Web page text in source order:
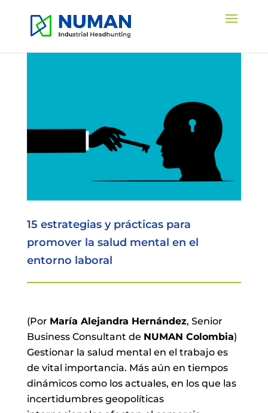
15 estrategias y prácticas para
promover la salud mental en el
entorno laboral
(Por María Alejandra Hernández, Senior
Business Consultant de NUMAN Colombia)
Gestionar la salud mental en el trabajo es
de vital importancia. Más aún en tiempos
dinámicos como los actuales, en los que las
incertidumbres geopolíticas